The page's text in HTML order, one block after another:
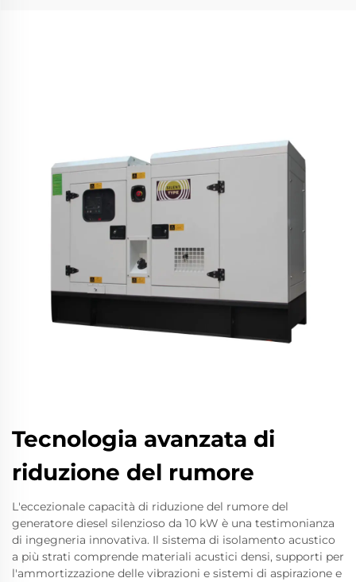
Tecnologia avanzata di
riduzione del rumore
L'eccezionale capacità di riduzione del rumore del
generatore diesel silenzioso da 10 kW è una testimonianza
di ingegneria innovativa. Il sistema di isolamento acustico
a più strati comprende materiali acustici densi, supporti per
l'ammortizzazione delle vibrazioni e sistemi di aspirazione e